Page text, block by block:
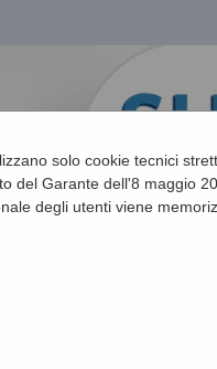
solo cookie tecnici
del Garante dell'8 maggio
degli utenti viene